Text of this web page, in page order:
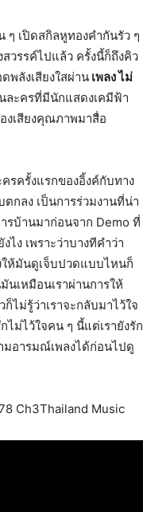
ๆ เปิดสกิลหูทองคำกันรัว ๆ
สวรรค์ไปแล้ว ครั้งนี้ก็ถึงคิว
พลังเสียงใสผ่าน เพลง ไม่
ละครที่มีนักแสดงเคมีฟ้า
งเสียงคุณภาพมาสื่อ
ครครั้งแรกของอิ้งค์กับทาง
ตกลง เป็นการร่วมงานที่น่า
รบ้านมาก่อนจาก Demo ที่
ไง เพราะว่าบางทีคำว่า
ให้มันดูเจ็บปวดแบบไหนก็
นเหมือนเราผ่านการให้
ไม่รู้ว่าเราจะกลับมาไว้ใจ
ม่ไว้ใจคน ๆ นี้แต่เรายังรัก
มอารมณ์เพลงได้ก่อนไปดู
Ch3Thailand Music